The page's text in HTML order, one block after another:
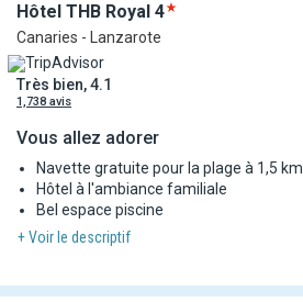
Hôtel THB Royal 4
Canaries - Lanzarote
Très bien, 4.1
1,738 avis
Vous allez adorer
Navette gratuite pour la plage à 1,5 km
Hôtel à l'ambiance familiale
Bel espace piscine
+ Voir le descriptif